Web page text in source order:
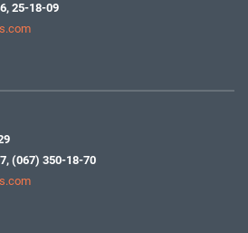
, 25-18-09
, (067) 350-18-70